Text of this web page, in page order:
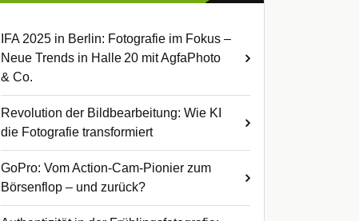
IFA 2025 in Berlin: Fotografie im Fokus –
Neue Trends in Halle 20 mit AgfaPhoto
& Co.
Revolution der Bildbearbeitung: Wie KI
die Fotografie transformiert
GoPro: Vom Action-Cam-Pionier zum
Börsenflop – und zurück?